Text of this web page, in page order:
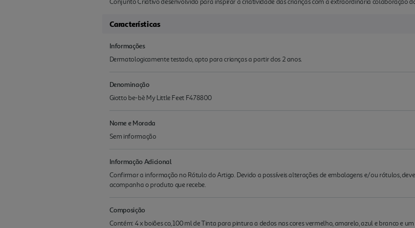
Características
Informações
Dermatologicamente testado, apto para crianças a partir dos 2 anos.
Denominação
Giotto be-bè My Little Feet F478800
Nome e Morada
Sem informação
Informação Adicional
Confirmar a informação no Rótulo do Artigo. Devido a possíveis alterações de embalagens e/ou rótulos,
acompanha o produto que recebe.
Composição
Contém: 4 x boiões co, 100 ml de Tinta para pintura a dedos nas cores vermelho, amarelo, azul e branco e